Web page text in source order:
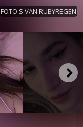
FOTO'S VAN RUBYREGEN